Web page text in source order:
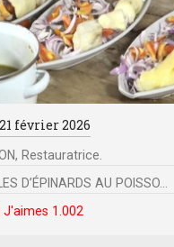
21 février 2026
Restauratrice.
D’ÉPINARDS AU POISSO...
J'aimes 1.002